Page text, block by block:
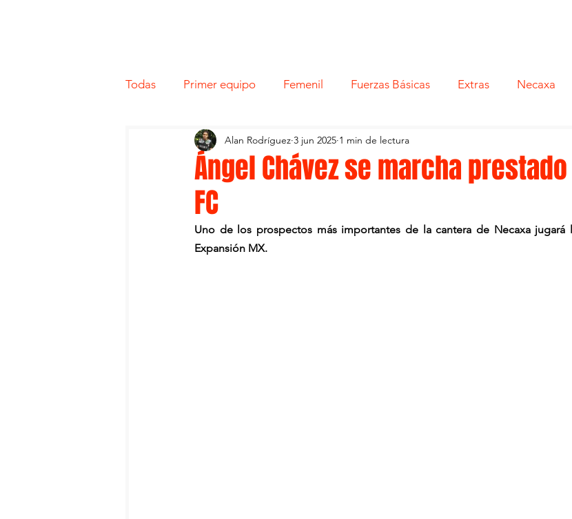
Todas Primer equipo Femenil Fuerzas Básicas Extras Necaxa
Ángel Chávez se marcha
FC
Alan Rodríguez 3 jun 2025 1 min de lectura
Uno de los prospectos más importantes de la cantera de Necaxa jugará
Expansión MX.